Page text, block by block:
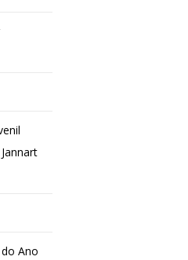
Ano